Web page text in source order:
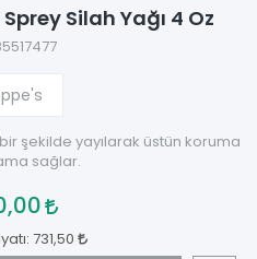
Silah Yağı 4 Oz
şekilde yayılarak üstün koruma
sağlar.
731,50